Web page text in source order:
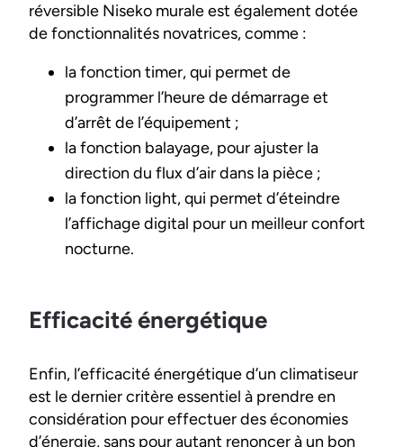
réversible Niseko murale est également dotée
de fonctionnalités novatrices, comme :
la fonction timer, qui permet de
programmer l’heure de démarrage et
d’arrêt de l’équipement ;
la fonction balayage, pour ajuster la
direction du flux d’air dans la pièce ;
la fonction light, qui permet d’éteindre
l’affichage digital pour un meilleur confort
nocturne.
Efficacité énergétique
Enfin, l’efficacité énergétique d’un climatiseur
est le dernier critère essentiel à prendre en
considération pour effectuer des économies
d’énergie, sans pour autant renoncer à un bon